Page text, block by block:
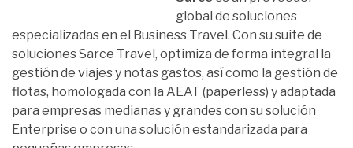
global de soluciones
especializadas en el Business Travel. Con su suite de
soluciones Sarce Travel, optimiza de forma integral la
gestión de viajes y notas gastos, así como la gestión de
flotas, homologada con la AEAT (paperless) y adaptada
para empresas medianas y grandes con su solución
Enterprise o con una solución estandarizada para